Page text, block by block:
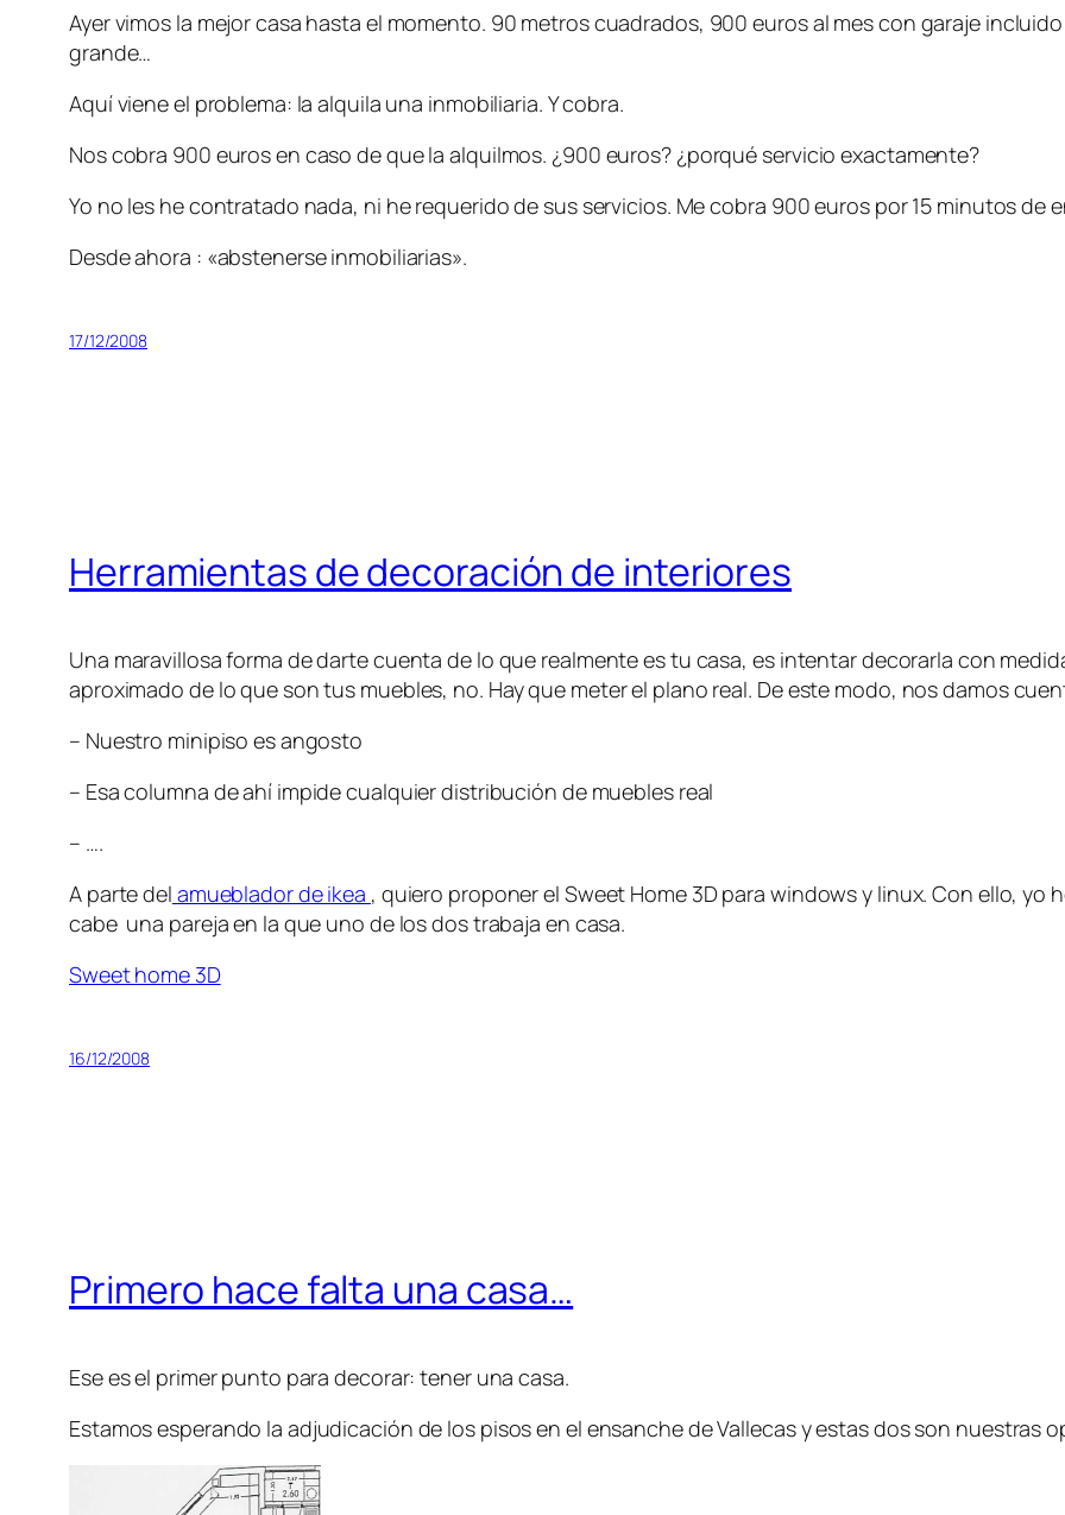
Ayer vimos la mejor casa hasta el momento. 90 metros cuadrados, 900 euros al mes con garaje
grande…
Aquí viene el problema: la alquila una inmobiliaria. Y cobra.
Nos cobra 900 euros en caso de que la alquilmos. ¿900 euros? ¿porqué servicio exactamente?
Yo no les he contratado nada, ni he requerido de sus servicios. Me cobra 900 euros por 15 minutos de
Desde ahora : «abstenerse inmobiliarias».
17/12/2008
Herramientas de decoración de interiores
Una maravillosa forma de darte cuenta de lo que realmente es tu casa, es intentar decorarla con
aproximado de lo que son tus muebles, no. Hay que meter el plano real. De este modo, nos damos
– Nuestro minipiso es angosto
– Esa columna de ahí impide cualquier distribución de muebles real
– ….
A parte del amueblador de ikea , quiero proponer el Sweet Home 3D para windows y linux. Con ello, yo
cabe una pareja en la que uno de los dos trabaja en casa.
Sweet home 3D
16/12/2008
Primero hace falta una casa…
Ese es el primer punto para decorar: tener una casa.
Estamos esperando la adjudicación de los pisos en el ensanche de Vallecas y estas dos son nuestras